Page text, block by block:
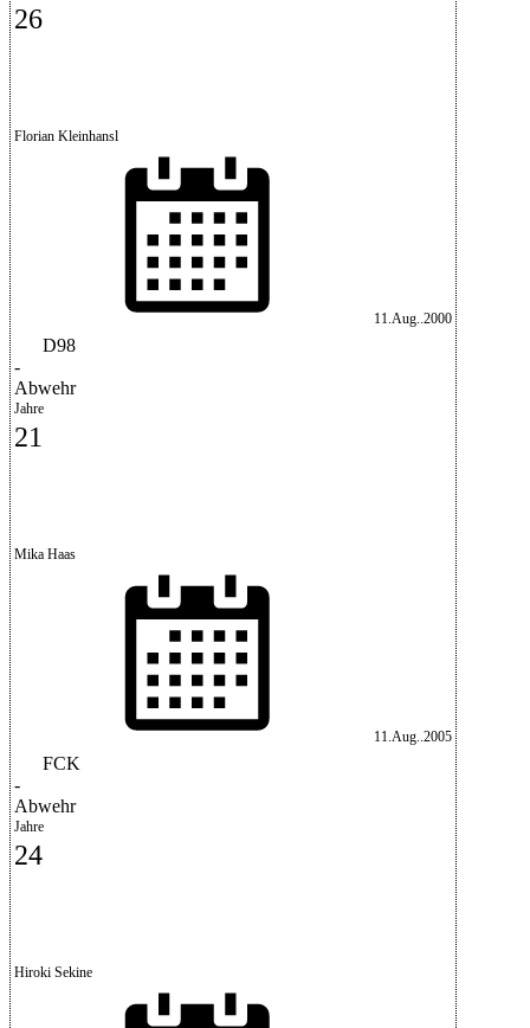
26
Florian Kleinhansl
11.Aug..2000
D98
-
Abwehr
Jahre
21
Mika Haas
11.Aug..2005
FCK
-
Abwehr
Jahre
24
Hiroki Sekine